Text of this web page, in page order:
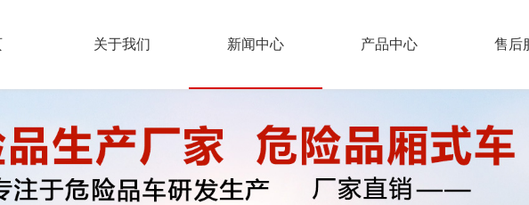
关于我们 新闻中心 产品中心 售后